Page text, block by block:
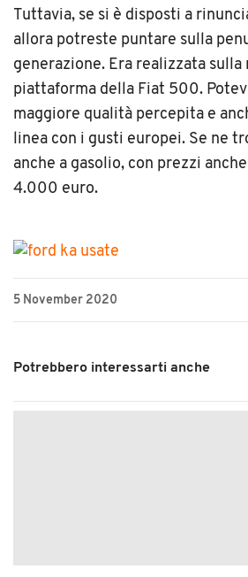
Tuttavia, se si è disposti a
allora potreste puntare sulla
generazione. Era realizzata sulla
piattaforma della Fiat 500.
maggiore qualità percepita e
linea con i gusti europei. Se ne
anche a gasolio, con prezzi
4.000 euro.
5 November 2020
Potrebbero interessarti anche